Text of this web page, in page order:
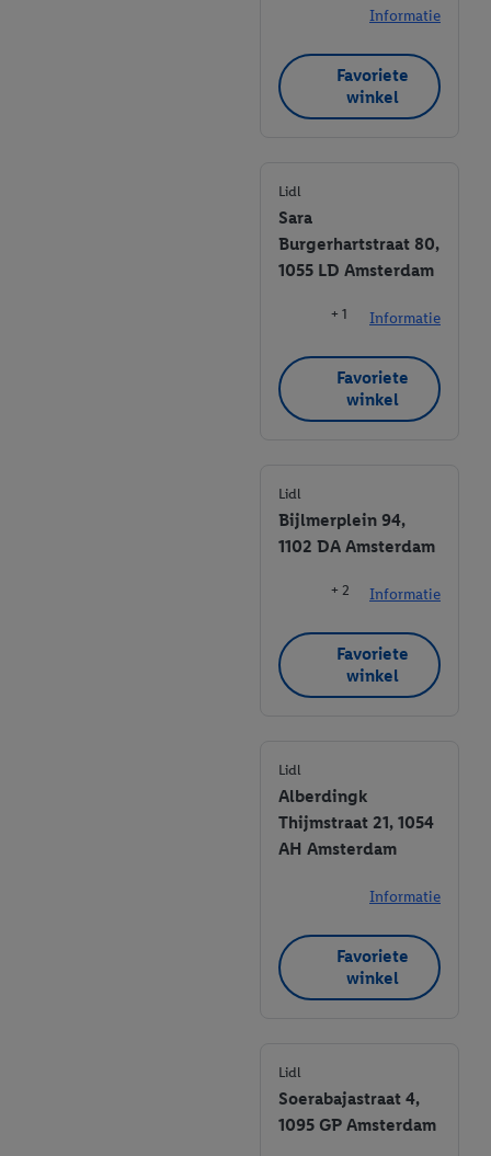
Informatie
Favoriete
winkel
Lidl
Sara
Burgerhartstraat 80,
1055 LD Amsterdam
+ 1 Informatie
Favoriete
winkel
Lidl
Bijlmerplein 94,
1102 DA Amsterdam
+ 2 Informatie
Favoriete
winkel
Lidl
Alberdingk
Thijmstraat 21, 1054
AH Amsterdam
Informatie
Favoriete
winkel
Lidl
Soerabajastraat 4,
1095 GP Amsterdam